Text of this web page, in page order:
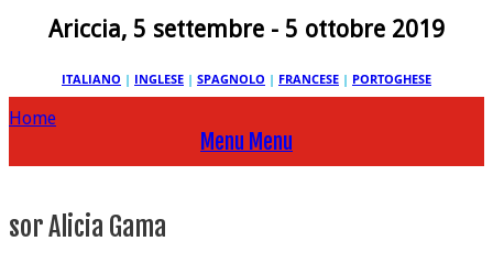
Ariccia, 5 settembre - 5 ottobre 2019
ITALIANO | INGLESE | SPAGNOLO | FRANCESE | PORTOGHESE
Home
Menu Menu
sor Alicia Gama